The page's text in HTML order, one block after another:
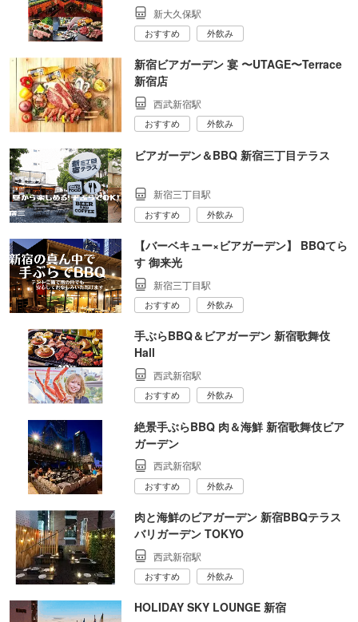
新大久保駅
おすすめ 外飲み
新宿ビアガーデン 宴 〜UTAGE〜Terrace
新宿店
西武新宿駅
おすすめ 外飲み
ビアガーデン＆BBQ 新宿三丁目テラス
新宿三丁目駅
おすすめ 外飲み
【バーベキュー×ビアガーデン】 BBQてら
す 御来光
新宿三丁目駅
おすすめ 外飲み
手ぶらBBQ＆ビアガーデン 新宿歌舞伎
Hall
西武新宿駅
おすすめ 外飲み
絶景手ぶらBBQ 肉＆海鮮 新宿歌舞伎ビア
ガーデン
西武新宿駅
おすすめ 外飲み
肉と海鮮のビアガーデン 新宿BBQテラス
バリガーデン TOKYO
西武新宿駅
おすすめ 外飲み
HOLIDAY SKY LOUNGE 新宿